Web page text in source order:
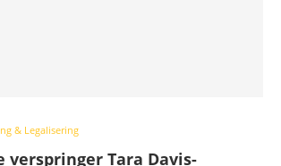
& Legalisering
verspringer Tara Davis-